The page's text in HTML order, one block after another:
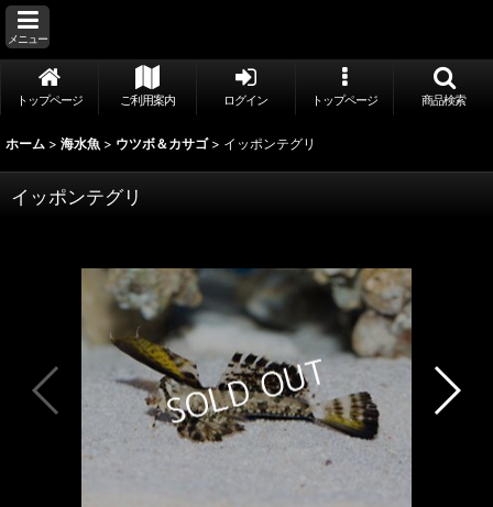
メニュー
トップページ ご利用案内 ログイン トップページ 商品検索
ホーム > 海水魚 > ウツボ＆カサゴ > イッポンテグリ
イッポンテグリ